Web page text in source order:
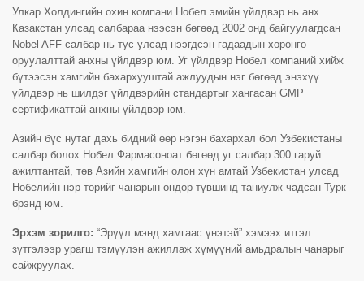
Улкар Холдингийн охин компани Нобел эмийн үйлдвэр нь анх
Казакстан улсад салбараа нээсэн бөгөөд 2002 онд байгуулагдсан
Nobel AFF салбар нь тус улсад нээгдсэн гадаадын хөрөнгө
оруулалттай анхны үйлдвэр юм. Уг үйлдвэр Нобел компаний хийж
бүтээсэн хамгийн бахархууштай ажлуудын нэг бөгөөд энэхүү
үйлдвэр нь шилдэг үйлдвэрийн стандартыг хангасан GMP
сертификаттай анхны үйлдвэр юм.
Азийн бүс нутаг дахь бидний өөр нэгэн бахархал бол Узбекистаны
салбар болох Нобел Фармасоноат бөгөөд уг салбар 300 гаруй
ажилтантай, төв Азийн хамгийн олон хүн амтай Узбекистан улсад
Нобелийн нэр төрийг чанарын өндөр түвшинд таниулж чадсан Турк
брэнд юм.
Эрхэм зорилго: “Эрүүл мэнд хамгаас үнэтэй” хэмээх итгэл
зүтгэлээр урагш тэмүүлэн ажиллаж хүмүүний амьдралын чанарыг
сайжруулах.